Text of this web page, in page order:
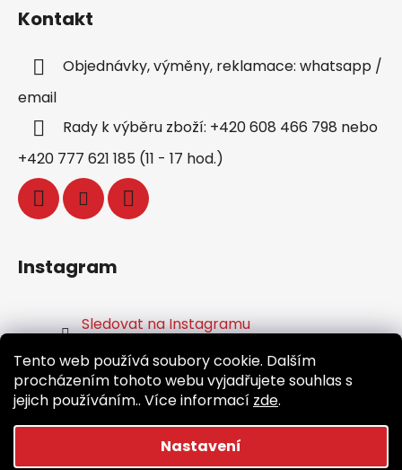
Tento web používá soubory cookie. Dalším
procházením tohoto webu vyjadřujete souhlas s
jejich používáním.. Více informací zde.
Nastavení
Kontakt
Objednávky, výměny, reklamace: whatsapp /
email
Rady k výběru zboží: +420 608 466 798 nebo
+420 777 621 185 (11 - 17 hod.)
Instagram
Sledovat na Instagramu
Facebook